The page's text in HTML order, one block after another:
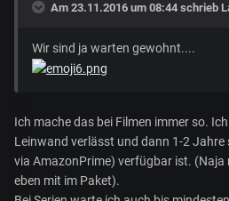
Am 23.11.2016 um 08:44 schrieb
Wir sind ja warten gewohnt....
Ich mache das bei Filmen immer so.
Leinwand verlässt und dann 1-2
via AmazonPrime) verfügbar ist.
eben mit im Paket).